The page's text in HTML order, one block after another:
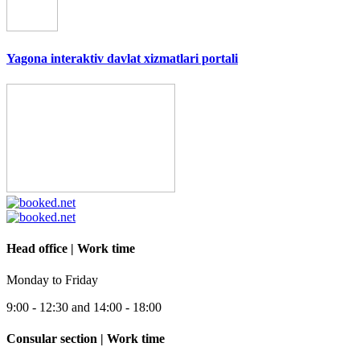
Yagona interaktiv davlat xizmatlari portali
Head office | Work time
Monday to Friday
9:00 - 12:30 and 14:00 - 18:00
Consular section | Work time